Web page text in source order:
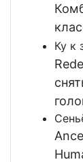
Ку к